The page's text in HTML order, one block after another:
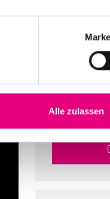
Alle zulassen
Platz 3,
69126,
Bestuhlung:
Abendkasse: